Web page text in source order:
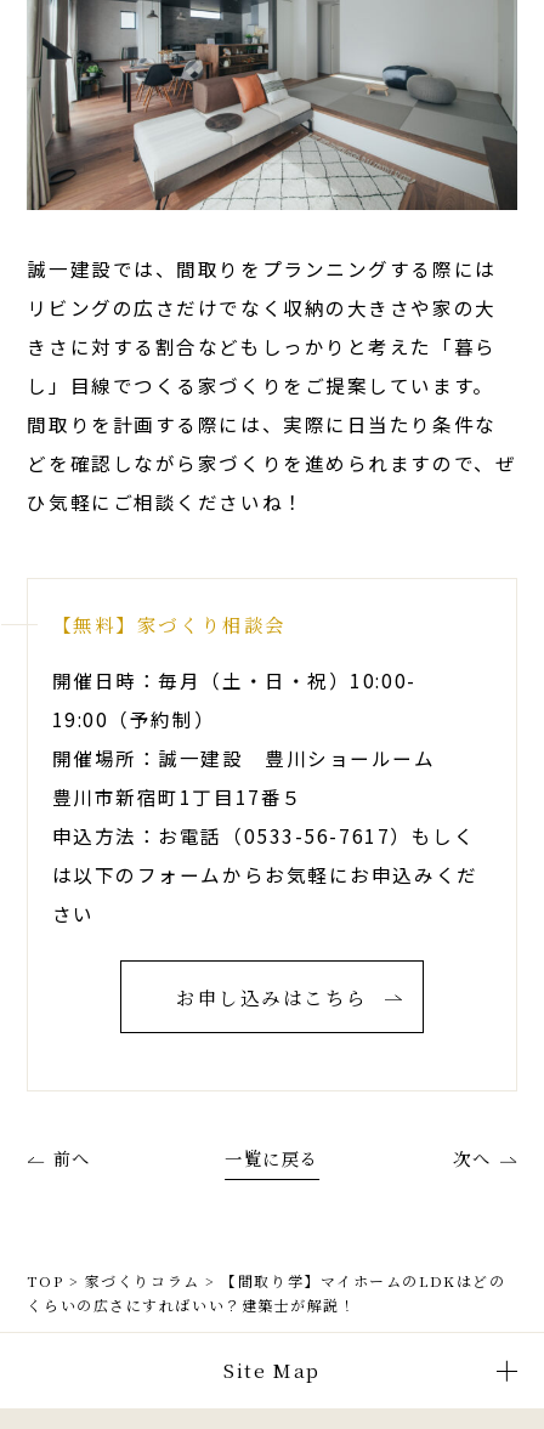
誠一建設では、間取りをプランニングする際には
リビングの広さだけでなく収納の大きさや家の大
きさに対する割合などもしっかりと考えた「暮ら
し」目線でつくる家づくりをご提案しています。
間取りを計画する際には、実際に日当たり条件な
どを確認しながら家づくりを進められますので、ぜ
ひ気軽にご相談くださいね！
【無料】家づくり相談会
開催日時：毎月（土・日・祝）10:00-
19:00（予約制）
開催場所：誠一建設 豊川ショールーム
豊川市新宿町1丁目17番５
申込方法：お電話（0533-56-7617）もしく
は以下のフォームからお気軽にお申込みくだ
さい
お申し込みはこちら
前へ 次へ
一覧に戻る
TOP > 家づくりコラム >
【間取り学】マイホームのLDKはどの
くらいの広さにすればいい？建築士が解説！
Site Map